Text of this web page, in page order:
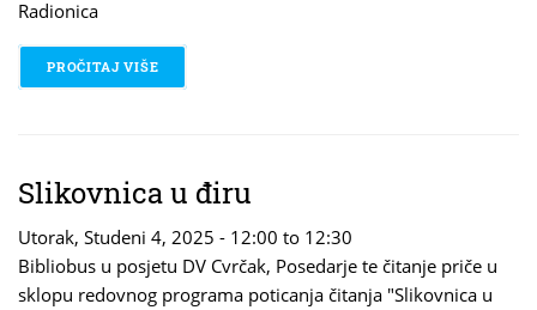
Radionica
PROČITAJ VIŠE
Slikovnica u điru
Utorak, Studeni 4, 2025 - 12:00 to 12:30
Bibliobus u posjetu DV Cvrčak, Posedarje te čitanje priče u
sklopu redovnog programa poticanja čitanja "Slikovnica u